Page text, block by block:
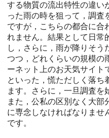
する物質の流出特性の違い
った雨の時を狙って，調査
ですが，こちらの都合に合
れません。結果として日常
し，さらに，雨が降りそう
つつ，どれくらいの規模の
ーネット上のお天気サイト
といった，慌ただしく落ち
ます。さらに，一旦調査を
また，公私の区別なく大部
に専念しなければなりませ
です。